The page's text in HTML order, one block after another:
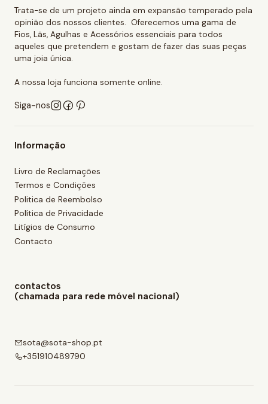
Trata-se de um projeto ainda em expansão temperado pela
opinião dos nossos clientes. Oferecemos uma gama de
Fios, Lãs, Agulhas e Acessórios essenciais para todos
aqueles que pretendem e gostam de fazer das suas peças
uma joia única.
A nossa loja funciona somente online.
Siga-nos
Informação
Livro de Reclamações
Termos e Condições
Politica de Reembolso
Política de Privacidade
Litígios de Consumo
Contacto
contactos
(chamada para rede móvel nacional)
sota@sota-shop.pt
+351910489790